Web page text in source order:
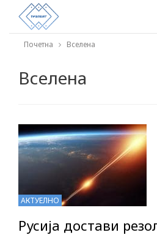
Почетна Вселена
Вселена
АКТУЕЛНО
Русија достави